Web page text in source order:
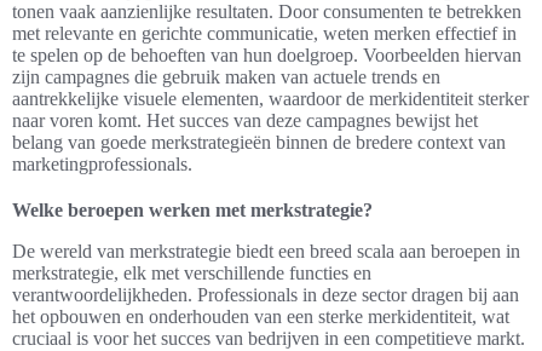
tonen vaak aanzienlijke resultaten. Door consumenten te betrekken
met relevante en gerichte communicatie, weten merken effectief in
te spelen op de behoeften van hun doelgroep. Voorbeelden hiervan
zijn campagnes die gebruik maken van actuele trends en
aantrekkelijke visuele elementen, waardoor de merkidentiteit sterker
naar voren komt. Het succes van deze campagnes bewijst het
belang van goede merkstrategieën binnen de bredere context van
marketingprofessionals.
Welke beroepen werken met merkstrategie?
De wereld van merkstrategie biedt een breed scala aan beroepen in
merkstrategie, elk met verschillende functies en
verantwoordelijkheden. Professionals in deze sector dragen bij aan
het opbouwen en onderhouden van een sterke merkidentiteit, wat
cruciaal is voor het succes van bedrijven in een competitieve markt.